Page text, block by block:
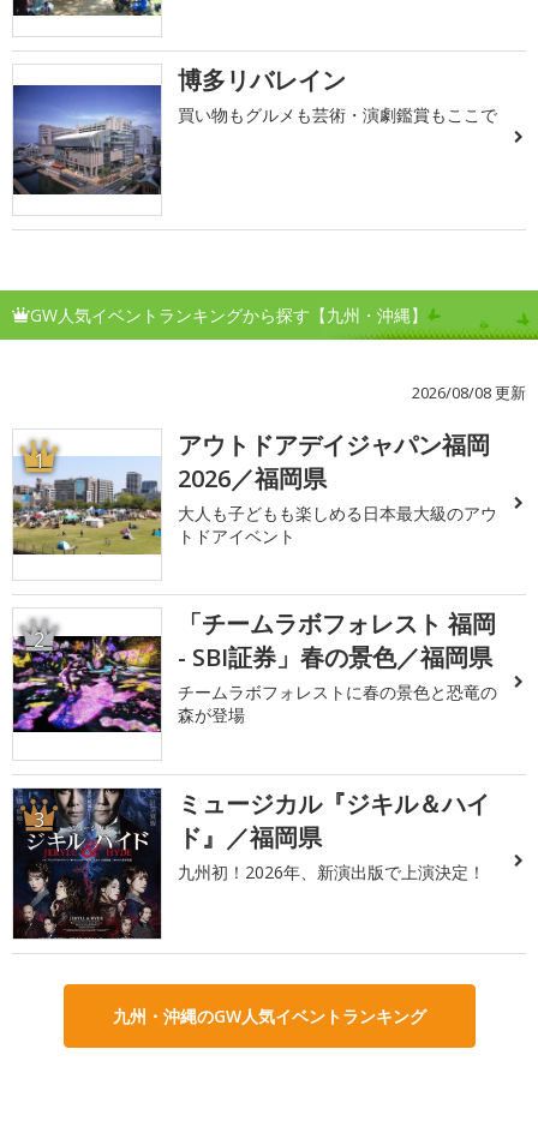
博多リバレイン
買い物もグルメも芸術・演劇鑑賞もここで
GW人気イベントランキングから探す【九州・沖縄】
2026/08/08 更新
1
アウトドアデイジャパン福岡
2026／福岡県
大人も子どもも楽しめる日本最大級のアウ
トドアイベント
2
「チームラボフォレスト 福岡
- SBI証券」春の景色／福岡県
チームラボフォレストに春の景色と恐竜の
森が登場
3
ミュージカル『ジキル＆ハイ
ド』／福岡県
九州初！2026年、新演出版で上演決定！
九州・沖縄のGW人気イベントランキング